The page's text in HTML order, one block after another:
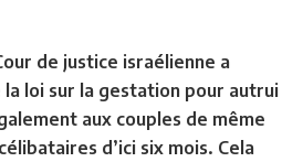
de justice israélienne a
la loi sur la gestation pour autrui
aux couples de même
d’ici six mois. Cela